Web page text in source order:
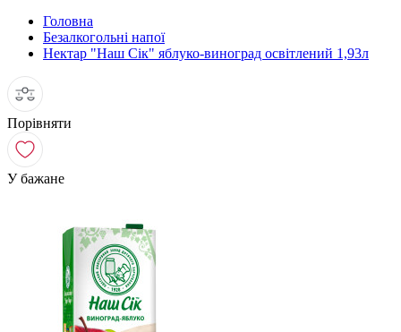
Головна
Безалкогольні напої
Нектар "Наш Сік" яблуко-виноград освітлений 1,93л
Порівняти
У бажане